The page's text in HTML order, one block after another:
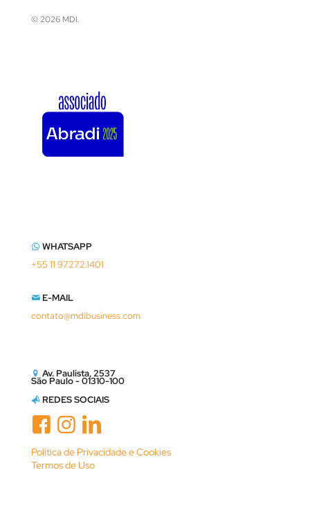
© 2026 MDI.
WHATSAPP
+55 11 97272.1401
E-MAIL
contato@mdibusiness.com
Av. Paulista, 2537
São Paulo - 01310-100
REDES SOCIAIS
Política de Privacidade e Cookies
Termos de Uso